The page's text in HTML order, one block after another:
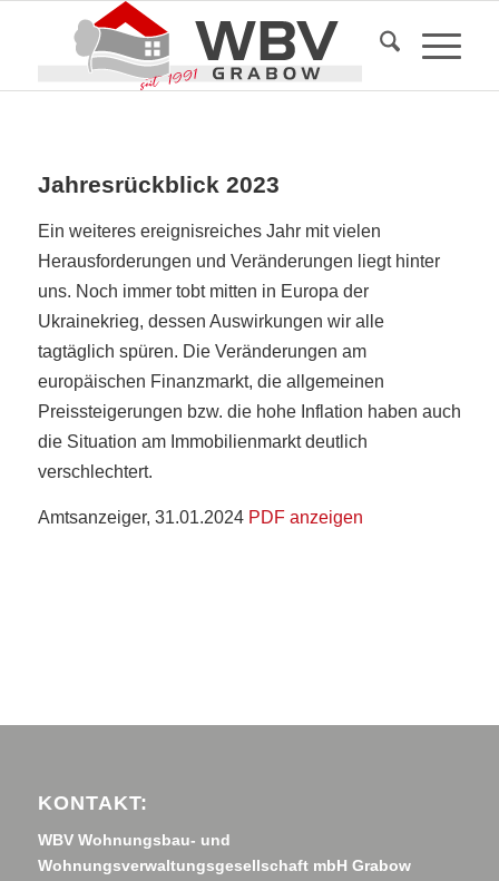
Jahresrückblick 2023
Ein weiteres ereignisreiches Jahr mit vielen
Herausforderungen und Veränderungen liegt hinter
uns. Noch immer tobt mitten in Europa der
Ukrainekrieg, dessen Auswirkungen wir alle
tagtäglich spüren. Die Veränderungen am
europäischen Finanzmarkt, die allgemeinen
Preissteigerungen bzw. die hohe Inflation haben auch
die Situation am Immobilienmarkt deutlich
verschlechtert.
Amtsanzeiger, 31.01.2024 PDF anzeigen
KONTAKT:
WBV Wohnungsbau- und
Wohnungsverwaltungsgesellschaft mbH Grabow